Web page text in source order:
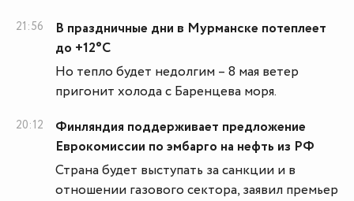
21:56
В праздничные дни в Мурманске потеплеет
до +12°С
Но тепло будет недолгим – 8 мая ветер
пригонит холода с Баренцева моря.
20:12
Финляндия поддерживает предложение
Еврокомиссии по эмбарго на нефть из РФ
Страна будет выступать за санкции и в
отношении газового сектора, заявил премьер